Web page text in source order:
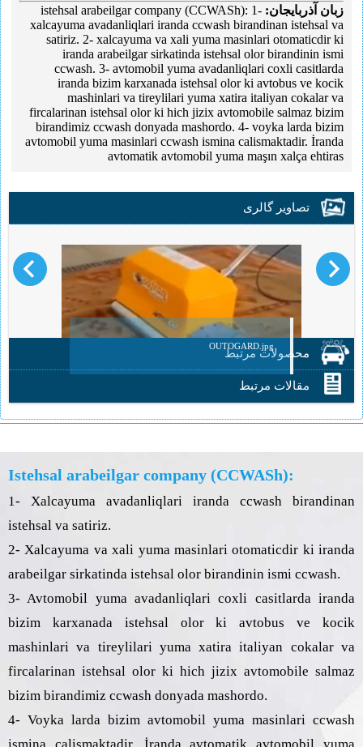
زبان آذربایجان:istehsal arabeilgar company (CCWASh): 1-
xalcayuma avadanliqlari iranda ccwash birandinan istehsal va
satiriz. 2- xalcayuma va xali yuma masinlari otomaticdir ki
iranda arabeilgar sirkatinda istehsal olor birandinin ismi
ccwash. 3- avtomobil yuma avadanliqlari coxli casitlarda
iranda bizim karxanada istehsal olor ki avtobus ve kocik
mashinlari va tireylilari yuma xatira italiyan cokalar va
fircalarinan istehsal olor ki hich jizix avtomobile salmaz bizim
birandimiz ccwash donyada mashordo. 4- voyka larda bizim
avtomobil yuma masinlari ccwash ismina calismaktadir. İranda
avtomatik avtomobil yuma maşın xalça ehtiras
تصاویر گالری
OUTOGARD.jpg
محصولات مرتبط
مقالات مرتبط
Istehsal arabeilgar company (CCWASh):
1- Xalcayuma avadanliqlari iranda ccwash birandinan
istehsal va satiriz.
2- Xalcayuma va xali yuma masinlari otomaticdir ki iranda
arabeilgar sirkatinda istehsal olor birandinin ismi ccwash.
3- Avtomobil yuma avadanliqlari coxli casitlarda iranda
bizim karxanada istehsal olor ki avtobus ve kocik
mashinlari va tireylilari yuma xatira italiyan cokalar va
fircalarinan istehsal olor ki hich jizix avtomobile salmaz
bizim birandimiz ccwash donyada mashordo.
4- Voyka larda bizim avtomobil yuma masinlari ccwash